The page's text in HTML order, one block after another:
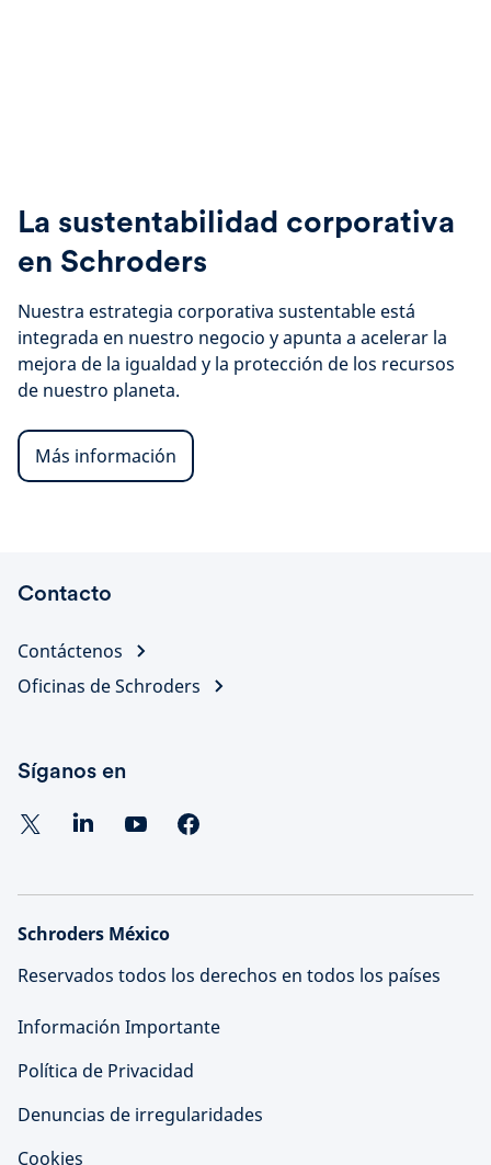
La sustentabilidad corporativa
en Schroders
Nuestra estrategia corporativa sustentable está
integrada en nuestro negocio y apunta a acelerar la
mejora de la igualdad y la protección de los recursos
de nuestro planeta.
Más información
Contacto
Contáctenos
Oficinas de Schroders
Síganos en
Schroders México
Reservados todos los derechos en todos los países
Información Importante
Política de Privacidad
Denuncias de irregularidades
Cookies